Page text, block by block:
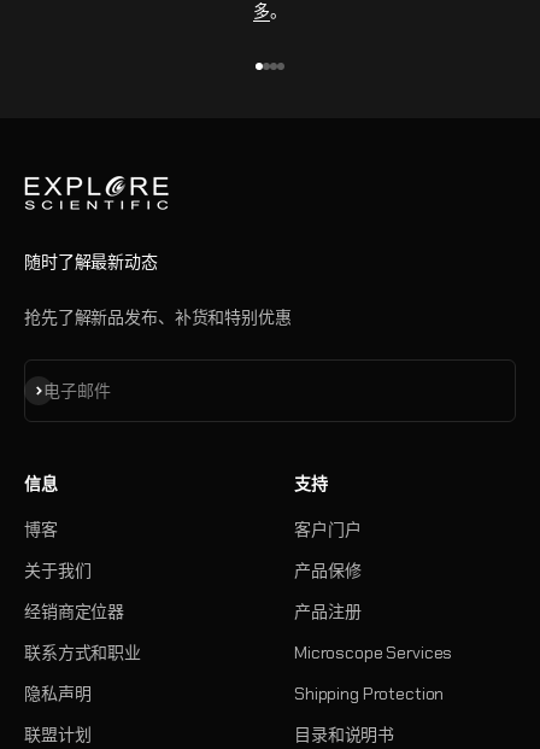
多。
随时了解最新动态
抢先了解新品发布、补货和特别优惠
电子邮件
订阅
信息
博客
关于我们
经销商定位器
联系方式和职业
隐私声明
联盟计划
支持
客户门户
产品保修
产品注册
Microscope Services
Shipping Protection
目录和说明书